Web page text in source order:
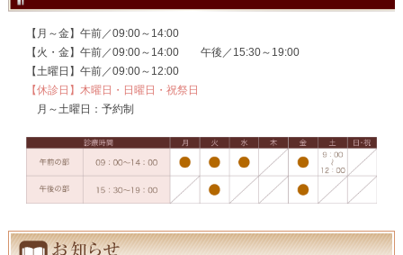
【月～金】午前／09:00～14:00
【火・金】午前／09:00～14:00 午後／15:30～19:00
【土曜日】午前／09:00～12:00
【休診日】木曜日・日曜日・祝祭日
月～土曜日：予約制